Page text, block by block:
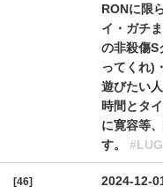
RONに限
イ・ガチ
の非殺傷S
ってくれ)
遊びたい
時間とタ
に寛容等
す。
[46]
2024-12-